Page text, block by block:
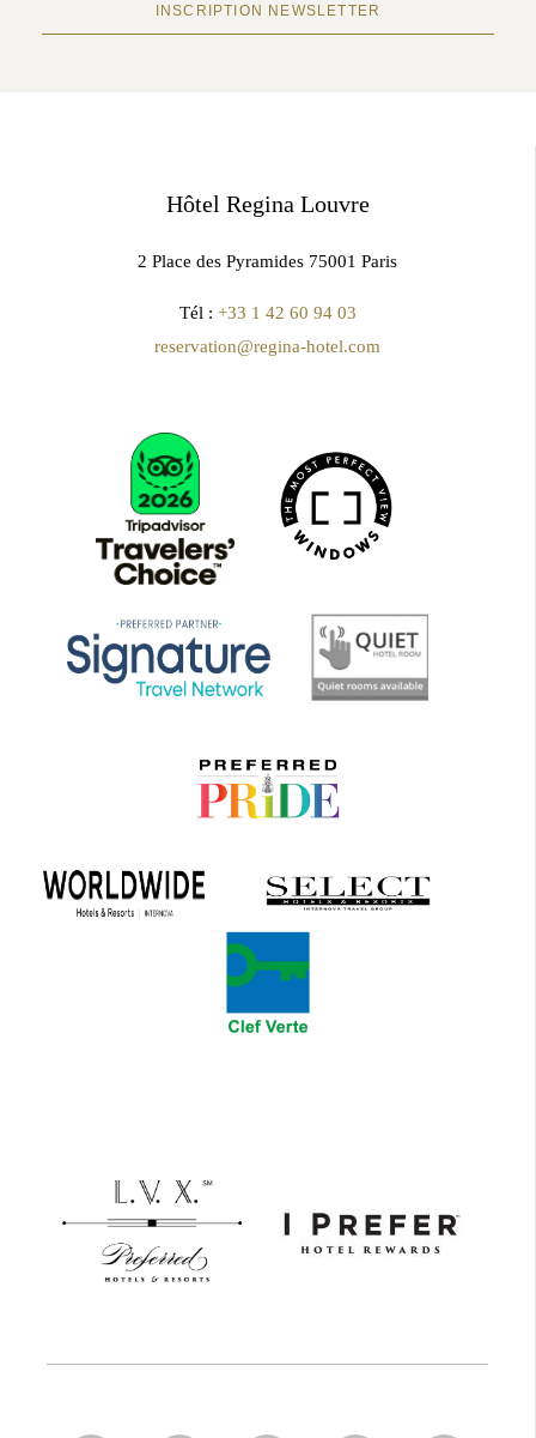
INSCRIPTION NEWSLETTER
Hôtel Regina Louvre
2 Place des Pyramides 75001 Paris
Tél : +33 1 42 60 94 03
reservation@regina-hotel.com